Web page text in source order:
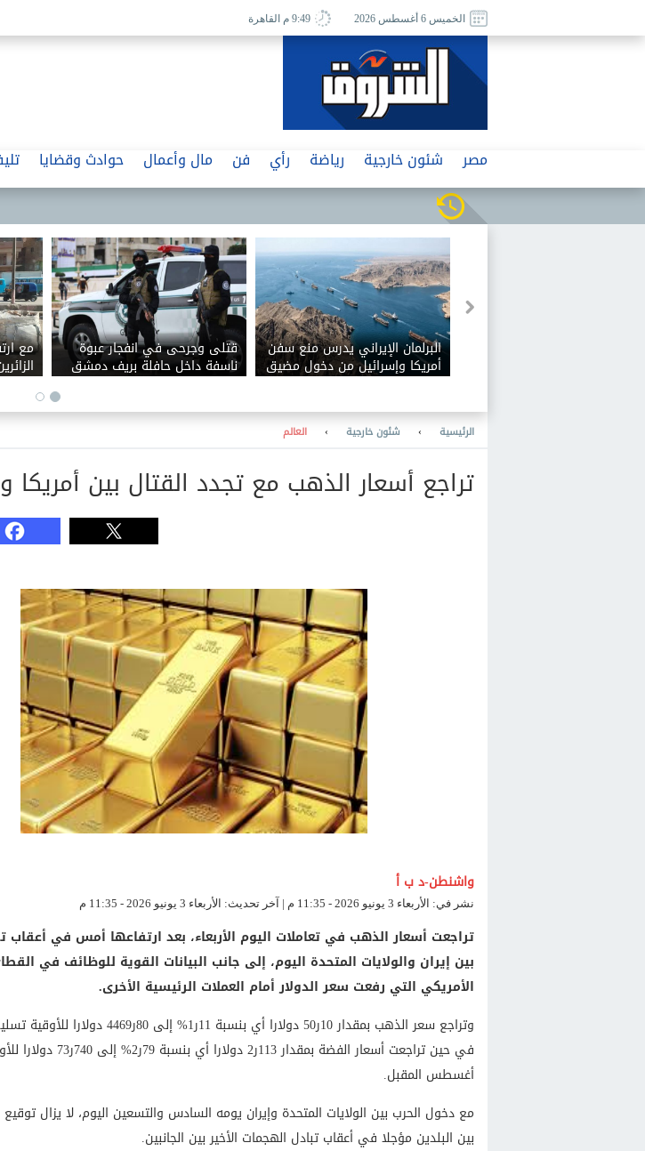
الخميس 6 أغسطس 2026 9:49 م القاهرة
مصر شئون خارجية رياضة رأي فن مال وأعمال حوادث وقضايا
البرلمان الإيراني يدرس منع سفن
أمريكا وإسرائيل من دخول مضيق
هرمز
قتلى وجرحى في انفجار عبوة
ناسفة داخل حافلة بريف دمشق
مع
الرئيسية › شئون خارجية › العالم
تراجع أسعار الذهب مع تجدد القتال بين أمريكا
واشنطن-د ب أ
نشر في: الأربعاء 3 يونيو 2026 - 11:35 م | آخر تحديث: الأربعاء 3 يونيو 2026 - 11:35 م
تراجعت أسعار الذهب في تعاملات اليوم الأربعاء، بعد ارتفاعها أمس في أعقاب
بين إيران والولايات المتحدة اليوم، إلى جانب البيانات القوية للوظائف في
الأمريكي التي رفعت سعر الدولار أمام العملات الرئيسية الأخرى.
وتراجع سعر الذهب بمقدار 10ر50 دولارا أي بنسبة 11ر1%
في حين تراجعت أسعار الفضة بمقدار 113ر2
أغسطس المقبل.
مع دخول الحرب بين الولايات المتحدة وإيران يومه السادس والتسعين اليوم، لا يزال
بين البلدين مؤجلا في أعقاب تبادل الهجمات الأخير بين الجانبين.